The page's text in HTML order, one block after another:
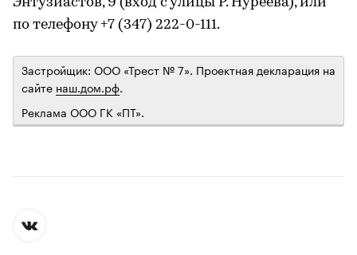
по телефону +7 (347) 222-0-111.
Застройщик: ООО «Трест № 7». Проектная декларация на
сайте наш.дом.рф.
Реклама ООО ГК «ПТ».